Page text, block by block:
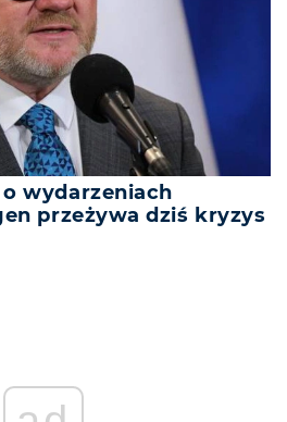
wydarzeniach
przeżywa dziś kryzys